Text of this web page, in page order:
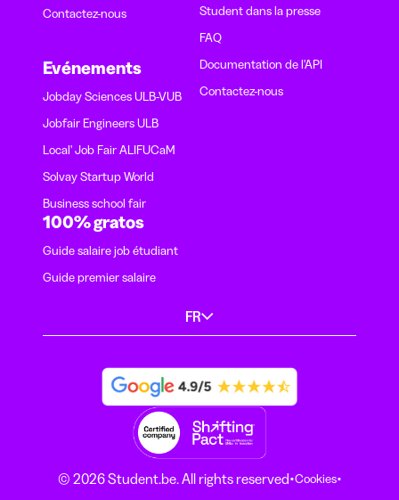
Contactez-nous
Evénements
Jobday Sciences ULB-VUB
Jobfair Engineers ULB
Local' Job Fair ALIFUCaM
Solvay Startup World
Business school fair
Student dans la presse
FAQ
Documentation de l'API
Contactez-nous
100% gratos
Guide salaire job étudiant
Guide premier salaire
FR
© 2026 Student.be. All rights reserved·Cookies·